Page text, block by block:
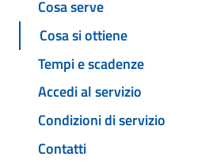
Cosa serve
Cosa si ottiene
Tempi e scadenze
Accedi al servizio
Condizioni di servizio
Contatti